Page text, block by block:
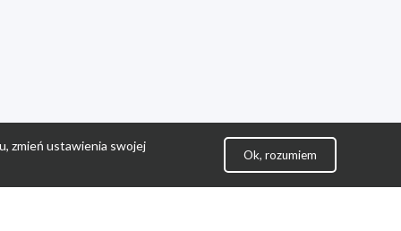
zmień ustawienia swojej
Ok, rozumiem